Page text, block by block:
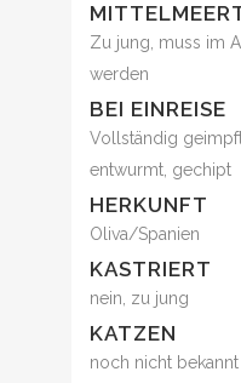
Zu jung, muss im
werden
BEI EINREISE
Vollständig
entwurmt, gechipt
HERKUNFT
Oliva/Spanien
KASTRIERT
nein, zu jung
KATZEN
noch nicht bekannt